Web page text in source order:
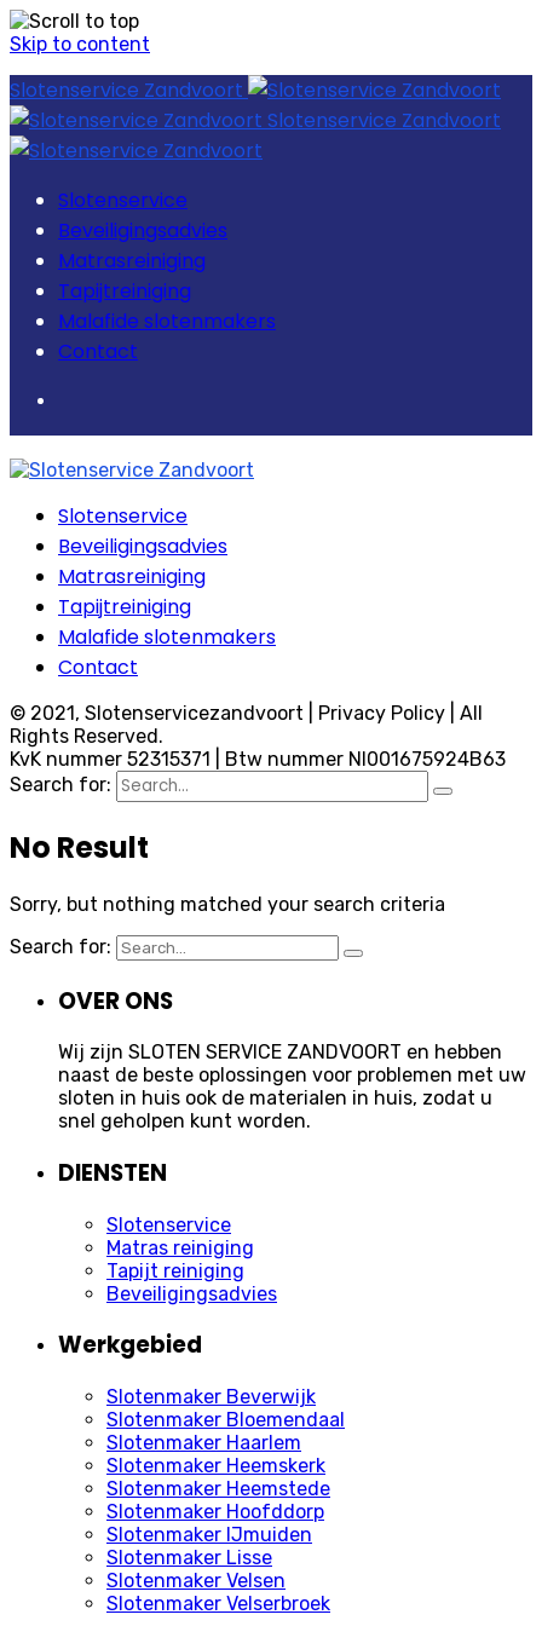
Skip to content
Slotenservice Zandvoort
Slotenservice Zandvoort
Slotenservice
Beveiligingsadvies
Matrasreiniging
Tapijtreiniging
Malafide slotenmakers
Contact
Slotenservice
Beveiligingsadvies
Matrasreiniging
Tapijtreiniging
Malafide slotenmakers
Contact
© 2021, Slotenservicezandvoort | Privacy Policy | All
Rights Reserved.
KvK nummer 52315371 | Btw nummer Nl001675924B63
Search for:
No Result
Sorry, but nothing matched your search criteria
Search for:
OVER ONS
Wij zijn SLOTEN SERVICE ZANDVOORT en hebben
naast de beste oplossingen voor problemen met uw
sloten in huis ook de materialen in huis, zodat u
snel geholpen kunt worden.
DIENSTEN
Slotenservice
Matras reiniging
Tapijt reiniging
Beveiligingsadvies
Werkgebied
Slotenmaker Beverwijk
Slotenmaker Bloemendaal
Slotenmaker Haarlem
Slotenmaker Heemskerk
Slotenmaker Heemstede
Slotenmaker Hoofddorp
Slotenmaker IJmuiden
Slotenmaker Lisse
Slotenmaker Velsen
Slotenmaker Velserbroek